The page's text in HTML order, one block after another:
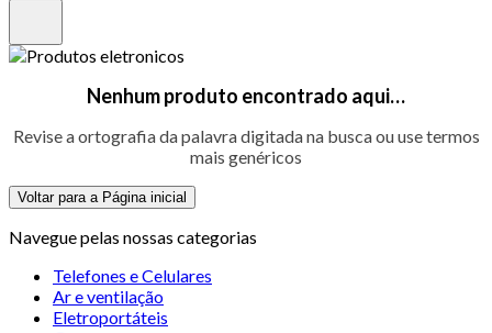
Nenhum produto encontrado aqui…
Revise a ortografia da palavra digitada na busca ou use termos
mais genéricos
Voltar para a Página inicial
Navegue pelas nossas categorias
Telefones e Celulares
Ar e ventilação
Eletroportáteis